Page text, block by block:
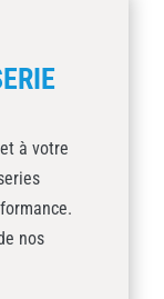
à votre
nos